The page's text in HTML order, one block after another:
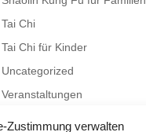
Zustimmung verwalten
Tai Chi
Tai Chi für Kinder
Uncategorized
Veranstaltungen